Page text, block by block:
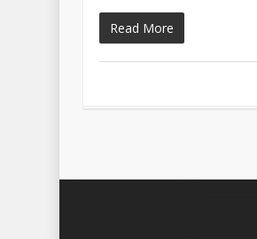
Read More